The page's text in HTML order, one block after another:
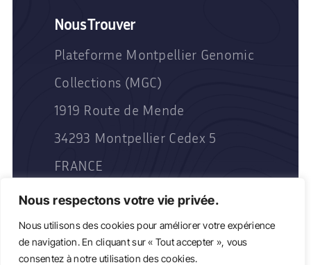
Nous respectons votre vie privée.
Nous utilisons des cookies pour améliorer votre expérience
de navigation. En cliquant sur « Tout accepter », vous
consentez à notre utilisation des cookies.
Nous Trouver
Plateforme Montpellier Genomic
Collections (MGC)
1919 Route de Mende
34293 Montpellier Cedex 5
FRANCE